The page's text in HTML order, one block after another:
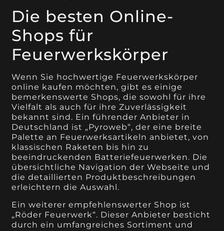
Die besten Online-
Shops für
Feuerwerkskörper
Wenn Sie hochwertige Feuerwerkskörper
online kaufen möchten, gibt es einige
bemerkenswerte Shops, die sowohl für ihre
Vielfalt als auch für ihre Zuverlässigkeit
bekannt sind. Ein führender Anbieter in
Deutschland ist „Pyroweb“, der eine breite
Palette an Feuerwerksartikeln anbietet, von
klassischen Raketen bis hin zu
beeindruckenden Batteriefeuerwerken. Die
übersichtliche Navigation der Webseite und
die detaillierten Produktbeschreibungen
erleichtern die Auswahl.
Ein weiterer empfehlenswerter Shop ist
„Röder Feuerwerk“. Dieser Anbieter besticht
durch ein umfangreiches Sortiment und